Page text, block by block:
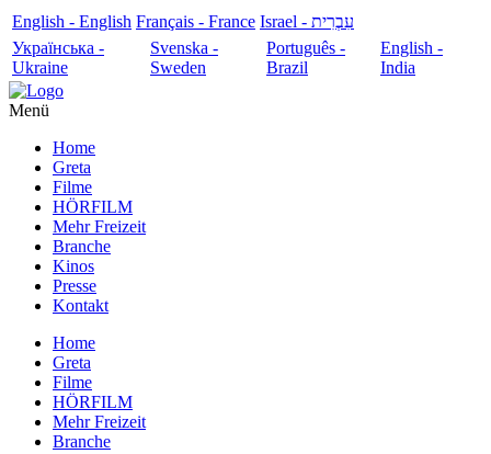
English - English Français - France
עִבְרִית - Israel
Українська -
Ukraine
Svenska -
Sweden
Português -
Brazil
English -
India
Menü
Home
Greta
Filme
HÖRFILM
Mehr Freizeit
Branche
Kinos
Presse
Kontakt
Home
Greta
Filme
HÖRFILM
Mehr Freizeit
Branche